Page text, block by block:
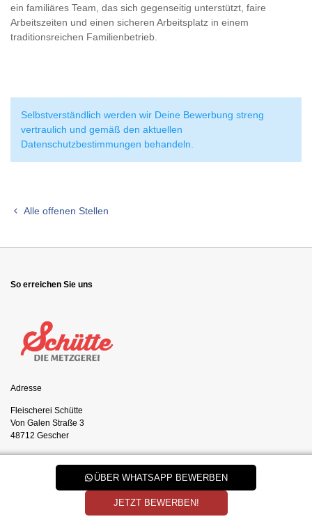
ein familiäres Team, das sich gegenseitig unterstützt, faire
Arbeitszeiten und einen sicheren Arbeitsplatz in einem
traditionsreichen Familienbetrieb.
Selbstverständlich werden wir Deine Bewerbung streng
vertraulich und gemäß den aktuellen
Datenschutzbestimmungen behandeln.
ÜBER WHATSAPP BEWERBEN
JETZT BEWERBEN!
Alle offenen Stellen
So erreichen Sie uns
Adresse
Fleischerei Schütte
Von Galen Straße 3
48712 Gescher
info@fleischerei-schuette.de